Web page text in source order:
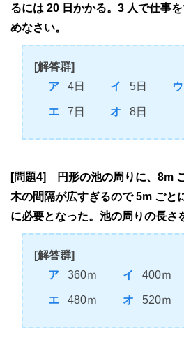
るには 20 日かかる。3 人で仕事
めなさい。
[解答群]
4日
5日
7日 8日
[問題4] 円形の池の周りに、8m
木の間隔が広すぎるので 5m ごと
に必要となった。池の周りの長さ
[解答群]
360ｍ
400ｍ
480ｍ 520ｍ